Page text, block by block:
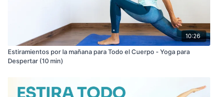
10:26
Estiramientos por la mañana para Todo el Cuerpo - Yoga para
Despertar (10 min)